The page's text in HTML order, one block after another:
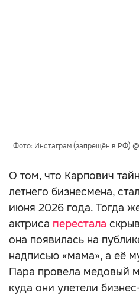
Фото: Инстаграм (запрещён в РФ)
О том, что Карпович
летнего бизнесмена,
июня 2026 года. Тогда
актриса перестала
она появилась на
надписью «мама», а её
Пара провела медовый
куда они улетели